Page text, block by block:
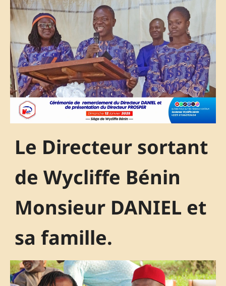
Le Directeur sortant
de Wycliffe Bénin
Monsieur DANIEL et
sa famille.